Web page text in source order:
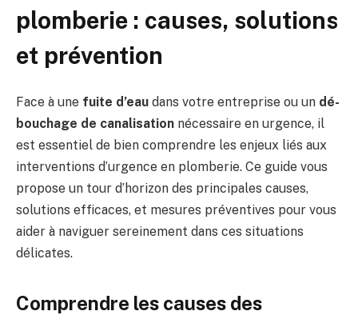
plomberie : causes, solutions
et prévention
Face à une fuite d’eau dans votre entreprise ou un dé-
bouchage de canalisation nécessaire en urgence, il
est essentiel de bien comprendre les enjeux liés aux
interventions d’urgence en plomberie. Ce guide vous
propose un tour d’horizon des principales causes,
solutions efficaces, et mesures préventives pour vous
aider à naviguer sereinement dans ces situations
délicates.
Comprendre les causes des